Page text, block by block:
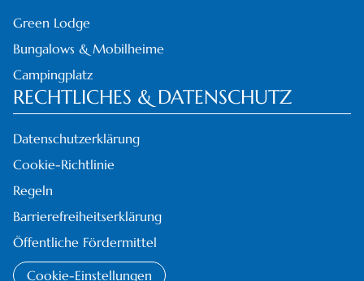
Green Lodge
Bungalows & Mobilheime
Campingplatz
RECHTLICHES & DATENSCHUTZ
Datenschutzerklärung
Cookie-Richtlinie
Regeln
Barrierefreiheitserklärung
Öffentliche Fördermittel
Cookie-Einstellungen